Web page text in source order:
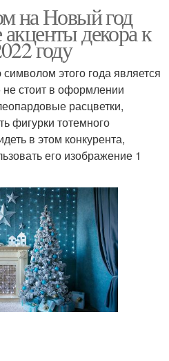
на Новый год
декора к
году
этого года является
стоит в оформлении
расцветки,
фигурки тотемного
в этом конкурента,
его изображение 1